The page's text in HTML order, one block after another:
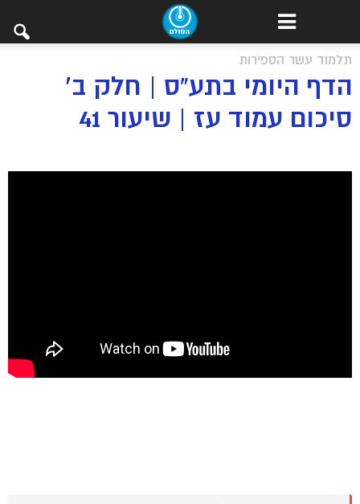
תלמוד עשר הספירות
הדף היומי בתע”ס | חלק ב’
סיכום עמוד עז | שיעור 41